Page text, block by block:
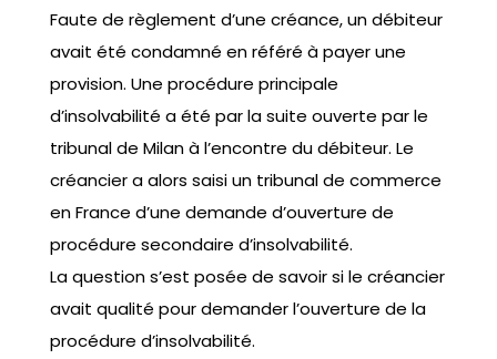
Faute de règlement d’une créance, un débiteur
avait été condamné en référé à payer une
provision. Une procédure principale
d’insolvabilité a été par la suite ouverte par le
tribunal de Milan à l’encontre du débiteur. Le
créancier a alors saisi un tribunal de commerce
en France d’une demande d’ouverture de
procédure secondaire d’insolvabilité.
La question s’est posée de savoir si le créancier
avait qualité pour demander l’ouverture de la
procédure d’insolvabilité.